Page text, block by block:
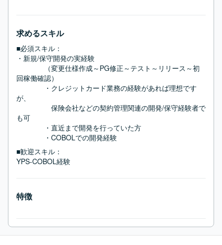
求めるスキル
■必須スキル：
・新規/保守開発の実経験
（変更仕様作成～PG修正～テスト～リリース～初
回稼働確認）
・クレジットカード業務の経験があれば理想です
が、
保険会社などの契約管理関連の開発/保守経験者で
も可
・直近まで開発を行っていた方
・COBOLでの開発経験
■歓迎スキル：
YPS-COBOL経験
特徴